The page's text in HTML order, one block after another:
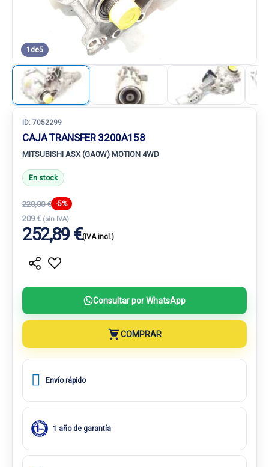
1 de5
ID: 7052299
CAJA TRANSFER 3200A158
MITSUBISHI ASX (GA0W) MOTION 4WD
En stock
220,00 € -5%
209 € (sin IVA)
252,89 €(IVA incl.)
Consultar por WhatsApp
COMPRAR
Envío rápido
1 año de garantía